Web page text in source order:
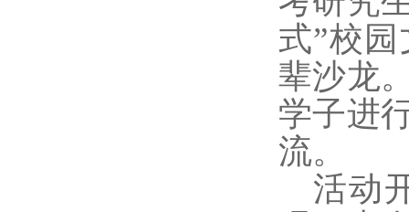
式”校
辈沙龙
学子进
流。
活动